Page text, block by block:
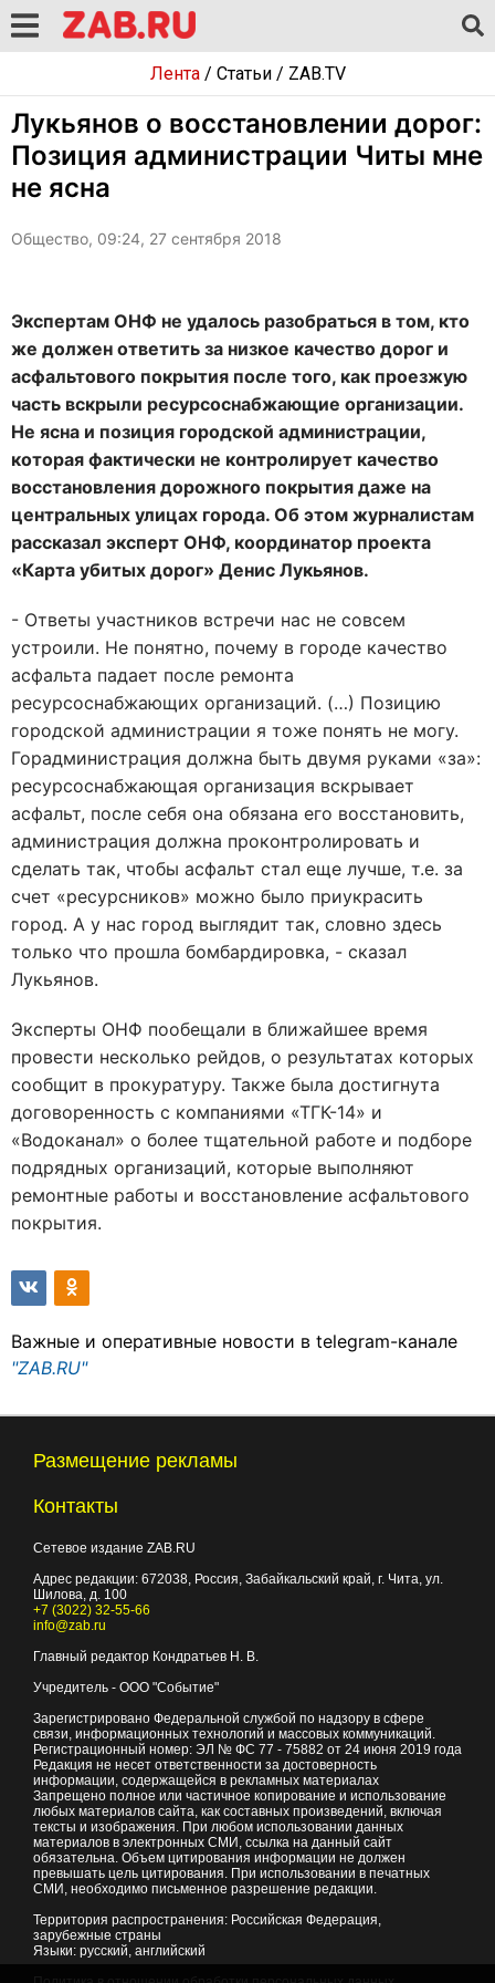
Лента/ Статьи/ ZAB.TV
Лукьянов о восстановлении дорог:
Позиция администрации Читы мне
не ясна
Общество, 09:24, 27 сентября 2018
Экспертам ОНФ не удалось разобраться в том, кто
же должен ответить за низкое качество дорог и
асфальтового покрытия после того, как проезжую
часть вскрыли ресурсоснабжающие организации.
Не ясна и позиция городской администрации,
которая фактически не контролирует качество
восстановления дорожного покрытия даже на
центральных улицах города. Об этом журналистам
рассказал эксперт ОНФ, координатор проекта
«Карта убитых дорог» Денис Лукьянов.
- Ответы участников встречи нас не совсем
устроили. Не понятно, почему в городе качество
асфальта падает после ремонта
ресурсоснабжающих организаций. (…) Позицию
городской администрации я тоже понять не могу.
Горадминистрация должна быть двумя руками «за»:
ресурсоснабжающая организация вскрывает
асфальт, после себя она обязана его восстановить,
администрация должна проконтролировать и
сделать так, чтобы асфальт стал еще лучше, т.е. за
счет «ресурсников» можно было приукрасить
город. А у нас город выглядит так, словно здесь
только что прошла бомбардировка, - сказал
Лукьянов.
Эксперты ОНФ пообещали в ближайшее время
провести несколько рейдов, о результатах которых
сообщит в прокуратуру. Также была достигнута
договоренность с компаниями «ТГК-14» и
«Водоканал» о более тщательной работе и подборе
подрядных организаций, которые выполняют
ремонтные работы и восстановление асфальтового
покрытия.
Важные и оперативные новости в telegram-канале
"ZAB.RU"
Размещение рекламы
Контакты
Сетевое издание ZAB.RU
Адрес редакции: 672038, Россия, Забайкальский край, г. Чита, ул.
Шилова, д. 100
+7 (3022) 32-55-66
info@zab.ru
Главный редактор Кондратьев Н. В.
Учредитель - ООО "Событие"
Зарегистрировано Федеральной службой по надзору в сфере
связи, информационных технологий и массовых коммуникаций.
Регистрационный номер: ЭЛ № ФС 77 - 75882 от 24 июня 2019 года
Редакция не несет ответственности за достоверность
информации, содержащейся в рекламных материалах
Запрещено полное или частичное копирование и использование
любых материалов сайта, как составных произведений, включая
тексты и изображения. При любом использовании данных
материалов в электронных СМИ, ссылка на данный сайт
обязательна. Объем цитирования информации не должен
превышать цель цитирования. При использовании в печатных
СМИ, необходимо письменное разрешение редакции.
Территория распространения: Российская Федерация,
зарубежные страны
Языки: русский, английский